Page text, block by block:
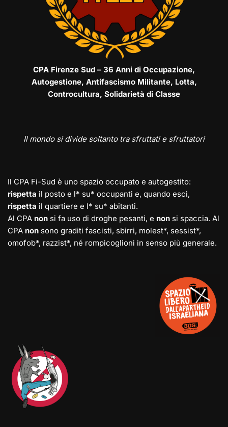
CPA Firenze Sud – 36 Anni di Occupazione,
Autogestione, Antifascismo Militante, Lotta,
Controcultura, Solidarietà di Classe
Il mondo si divide soltanto tra sfruttati e sfruttatori
Il CPA Fi-Sud è uno spazio occupato e autogestito:
rispetta il posto e l* su* occupanti e, quando esci,
rispetta il quartiere e l* su* abitanti.
Al CPA non si fa uso di droghe pesanti, e non si spaccia. Al
CPA non sono graditi fascisti, sbirri, molest*, sessist*,
omofob*, razzist*, né rompicoglioni in senso più generale.